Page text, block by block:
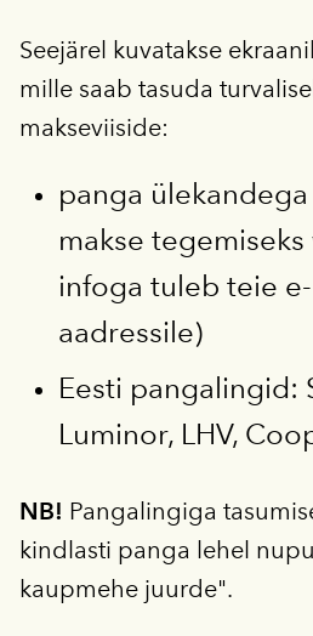
Seejärel kuvatakse
mille saab tasuda
makseviiside:
panga
makse
infoga tuleb teie
aadressile)
Eesti pangalingid:
Luminor, LHV,
NB! Pangalingiga
kindlasti panga lehel
kaupmehe juurde".